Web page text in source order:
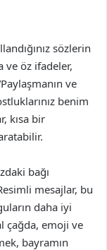
sözlerin
ve öz ifadeler,
ve
benim
kısa bir
bağı
mesajlar, bu
daha iyi
çağda, emoji ve
bayramın